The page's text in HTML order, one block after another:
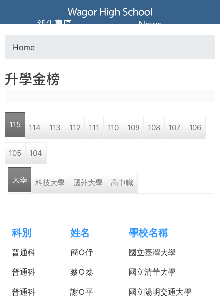
Jump to navigation
葳
格
高
中
學
格。
o
u
a
r
e
e
r
e
Home
升學金榜
115 114 113 112 111 110 109 108 107 106
105 104
大學 科技大學 國外大學 高中職
科別 姓名 學校名稱
普通科 簡○伃
國立臺灣大學
普通科
蔡○蓁
國立清華大學
普通科
謝○平
國立陽明交通大學
新生專區 News